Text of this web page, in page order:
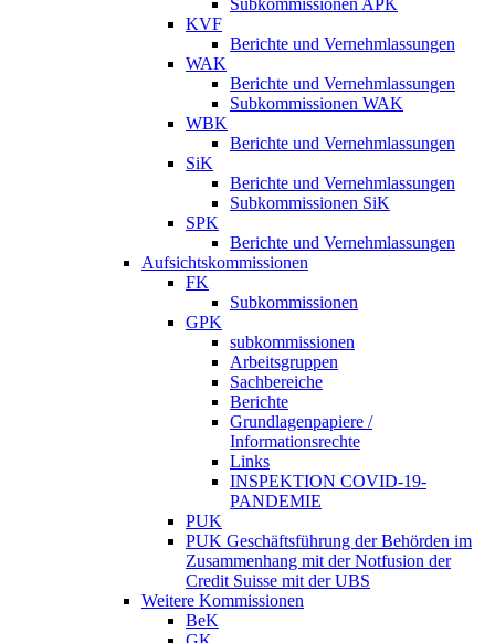
Subkommissionen APK
KVF
Berichte und Vernehmlassungen
WAK
Berichte und Vernehmlassungen
Subkommissionen WAK
WBK
Berichte und Vernehmlassungen
SiK
Berichte und Vernehmlassungen
Subkommissionen SiK
SPK
Berichte und Vernehmlassungen
Aufsichtskommissionen
FK
Subkommissionen
GPK
subkommissionen
Arbeitsgruppen
Sachbereiche
Berichte
Grundlagenpapiere /
Informationsrechte
Links
INSPEKTION COVID-19-
PANDEMIE
PUK
PUK Geschäftsführung der Behörden im
Zusammenhang mit der Notfusion der
Credit Suisse mit der UBS
Weitere Kommissionen
BeK